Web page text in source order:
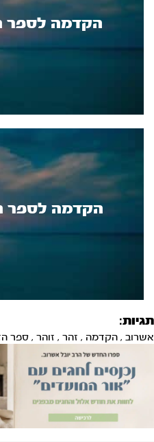
הקדמה לספר
הקדמה לספר
תגיות:
אשרוב , הקדמה , זהר , זוהר , ספר